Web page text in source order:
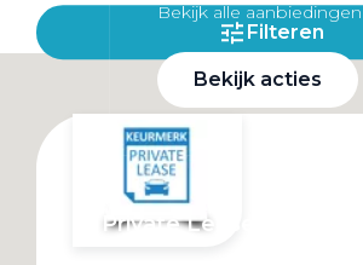
Bekijk alle aanbiedingen
Bekijk acties
Private Lease
Filteren